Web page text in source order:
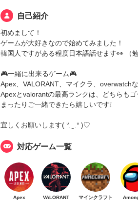
自己紹介
初めまして！
ゲームが大好きなので始めてみました！
韓国人ですがある程度日本語話せます👀 （勉
🎮一緒に出来るゲーム🎮
Apex、VALORANT、マイクラ、overwatch
Apexとvalorantの最高ランクは、どちらも
まったりご一緒できたら嬉しいです❕
宜しくお願いします( ᐡ. ̫ .ᐡ )♡
対応ゲーム一覧
Apex VALORANT マインクラフト